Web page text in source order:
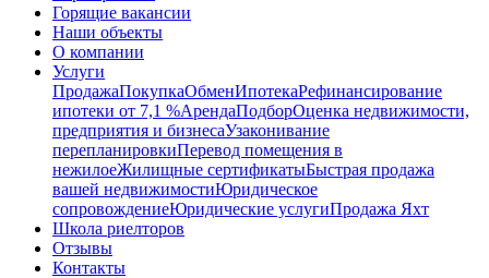
Горящие вакансии
Наши объекты
О компании
Услуги
ПродажаПокупкаОбменИпотекаРефинансирование
ипотеки от 7,1 %АрендаПодборОценка недвижимости,
предприятия и бизнесаУзаконивание
перепланировкиПеревод помещения в
нежилоеЖилищные сертификатыБыстрая продажа
вашей недвижимостиЮридическое
сопровождениеЮридические услугиПродажа Яхт
Школа риелторов
Отзывы
Контакты